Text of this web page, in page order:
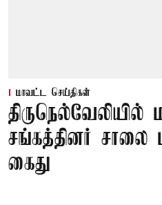
மாவட்ட செய்திகள்
திருநெல்வேலியில்
சங்கத்தினர் சாலை
கைது